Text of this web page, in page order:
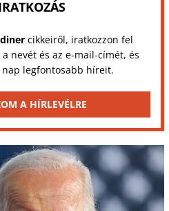
cikkeiről, iratkozzon fel
nevét és az e-mail-címét, és
legfontosabb híreit.
A HÍRLEVÉLRE